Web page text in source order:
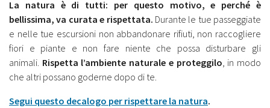
La natura è di tutti: per questo motivo, e perché è
bellissima, va curata e rispettata. Durante le tue passeggiate
e nelle tue escursioni non abbandonare rifiuti, non raccogliere
fiori e piante e non fare niente che possa disturbare gli
animali. Rispetta l’ambiente naturale e proteggilo, in modo
che altri possano goderne dopo di te.
Segui questo decalogo per rispettare la natura.